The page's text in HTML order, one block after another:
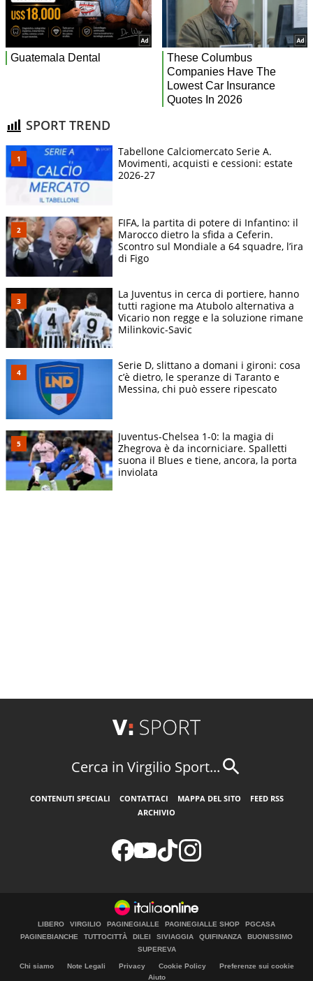
SPORT TREND
Tabellone Calciomercato Serie A.
Movimenti, acquisti e cessioni: estate
2026-27
FIFA, la partita di potere di Infantino: il
Marocco dietro la sfida a Ceferin.
Scontro sul Mondiale a 64 squadre, l’ira
di Figo
La Juventus in cerca di portiere, hanno
tutti ragione ma Atubolo alternativa a
Vicario non regge e la soluzione rimane
Milinkovic-Savic
Serie D, slittano a domani i gironi: cosa
c’è dietro, le speranze di Taranto e
Messina, chi può essere ripescato
Juventus-Chelsea 1-0: la magia di
Zhegrova è da incorniciare. Spalletti
suona il Blues e tiene, ancora, la porta
inviolata
Cerca in Virgilio Sport...
CONTENUTI SPECIALI CONTATTACI MAPPA DEL SITO
FEED RSS
ARCHIVIO
LIBERO VIRGILIO PAGINEGIALLE PAGINEGIALLE SHOP
PGCASA
PAGINEBIANCHE
TUTTOCITTÀ DILEI SIVIAGGIA QUIFINANZA
BUONISSIMO
SUPEREVA
Chi siamo Note Legali Privacy Cookie Policy
Preferenze sui cookie
Aiuto